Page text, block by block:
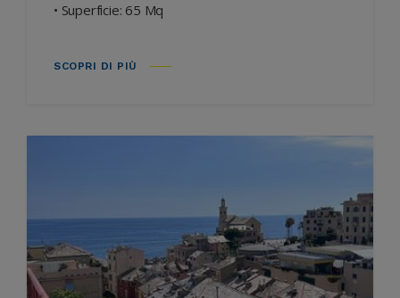
• Superficie: 65 Mq
SCOPRI DI PIÙ